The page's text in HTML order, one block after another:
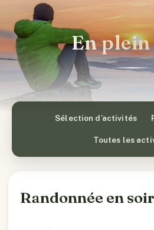
En
Sélection d’activités
Toutes les
Randonnée en